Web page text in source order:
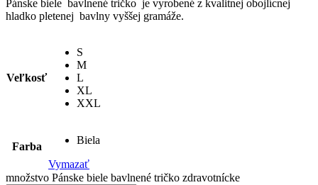
Pánske biele bavlnené tričko je vyrobené z kvalitnej obojlícnej
hladko pletenej bavlny vyššej gramáže.
Veľkosť
S
M
L
XL
XXL
Farba
Biela
Vymazať
množstvo Pánske biele bavlnené tričko zdravotnícke